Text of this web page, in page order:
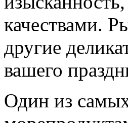
качествами.
другие
вашего
Один из